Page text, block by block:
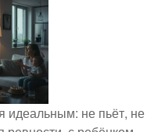
идеальным: не пьёт, не